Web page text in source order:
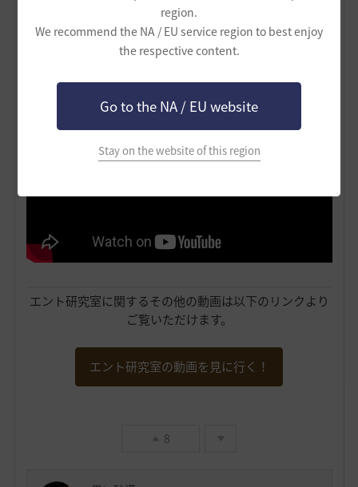
region.
We recommend the NA / EU service region to best enjoy
the respective content.
Go to the NA / EU website
Stay on the website of this region
こちらは・・・重帆船の種類を解説した動画です！
エント研究室に関するその他の動画は以下のリンクより
ご覧いただけます。
エント研究室の動画を見に行く！
8